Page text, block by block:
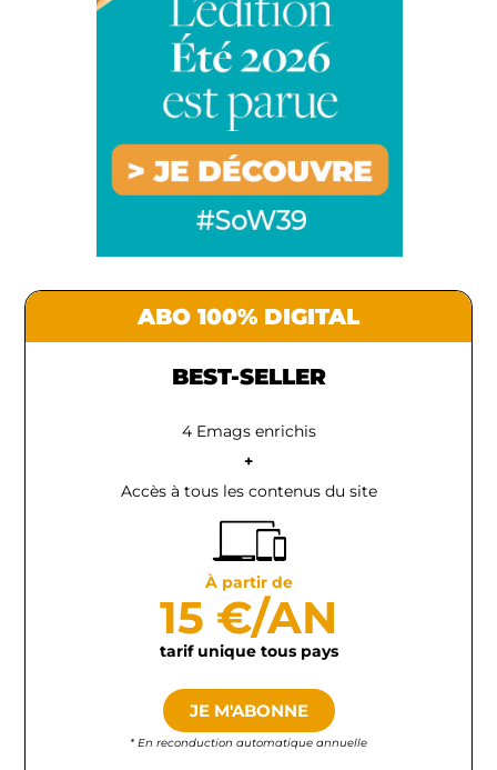
ABO 100% DIGITAL
BEST-SELLER
4 Emags enrichis
+
Accès à tous les contenus du site
À partir de
15 €/AN
tarif unique tous pays
JE M'ABONNE
* En reconduction automatique annuelle